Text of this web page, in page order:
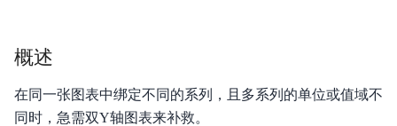
据
视
概述
在同一张图表中绑定不同的系列，且多系列的单位或值域不
同时，急需双Y轴图表来补救。